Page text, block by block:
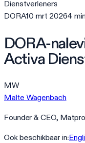
Dienstverleners
DORA10 mrt 20264
DORA-
Activa
MW
Malte Wagenbach
Founder & CEO,
Ook beschikbaar in: